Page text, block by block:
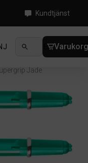
Kundtjänst
NYHETER
Jade